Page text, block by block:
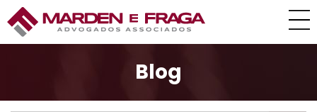
Blog